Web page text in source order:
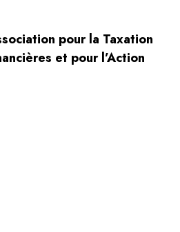
pour la Taxation
et pour l’Action